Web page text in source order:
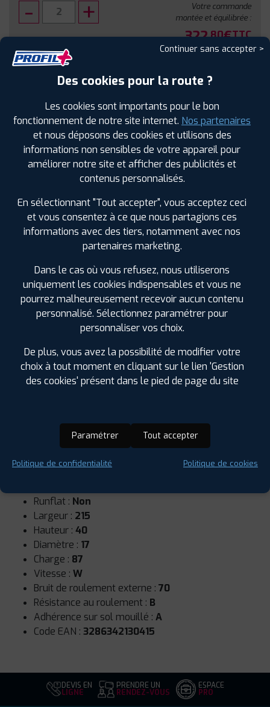
Votre commande
montée et équilibrée :
322.80€TTC
SPÉCIFICATIONS AVIS CLIENTS ÉTIQUETAGE
Étiquetage
Runflat : Non
Largeur : 215
Hauteur : 40
Diamètre : 17
Charge : 87
Vitesse : W
Bruit de roulement externe : 70
Résistance au roulement : B
Adhérence sur sol mouillé : A
Code EAN : 3286342130415
DEVIS EN
LIGNE
PRENDRE UN
RENDEZ-VOUS
ESPACE
PRO
Continuer sans accepter >
Des cookies pour la route ?
Les cookies sont importants pour le bon
fonctionnement de notre site internet. Nos partenaires
et nous déposons des cookies et utilisons des
informations non sensibles de votre appareil pour
améliorer notre site et afficher des publicités et
contenus personnalisés.
En sélectionnant "Tout accepter", vous acceptez ceci
et vous consentez à ce que nous partagions ces
informations avec des tiers, notamment avec nos
partenaires marketing.
Dans le cas où vous refusez, nous utiliserons
uniquement les cookies indispensables et vous ne
pourrez malheureusement recevoir aucun contenu
personnalisé. Sélectionnez paramétrer pour
personnaliser vos choix.
De plus, vous avez la possibilité de modifier votre
choix à tout moment en cliquant sur le lien 'Gestion
des cookies' présent dans le pied de page du site
Paramétrer Tout accepter
Politique de confidentialité Politique de cookies